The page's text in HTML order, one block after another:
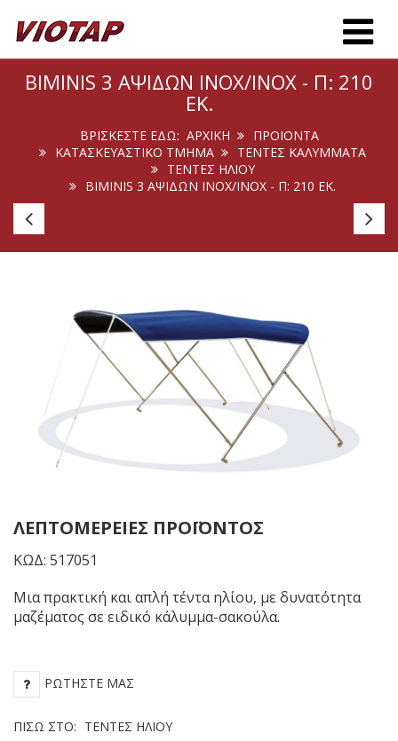
Toggle
BIMINIS 3 ΑΨΊΔΩΝ INOX/INOX - Π: 210
ΕΚ.
ΒΡΊΣΚΕΣΤΕ ΕΔΏ: ΑΡΧΙΚΉ
ΠΡΟΙΟΝΤΑ
ΚΑΤΑΣΚΕΥΑΣΤΙΚΟ ΤΜΗΜΑ
ΤΕΝΤΕΣ ΚΑΛΥΜΜΑΤΑ
ΤΈΝΤΕΣ ΗΛΊΟΥ
BIMINIS 3 ΑΨΊΔΩΝ INOX/INOX - Π: 210 ΕΚ.
Biminis
2
εκ.
2
ΛΕΠΤΟΜΈΡΕΙΕΣ ΠΡΟΪΌΝΤΟΣ
ΚΩΔ: 517051
Μια πρακτική και απλή τέντα ηλίου, με δυνατότητα
μαζέματος σε ειδικό κάλυμμα-σακούλα.
ΡΩΤΉΣΤΕ ΜΑΣ
ΠΊΣΩ ΣΤΟ: ΤΈΝΤΕΣ ΗΛΊΟΥ